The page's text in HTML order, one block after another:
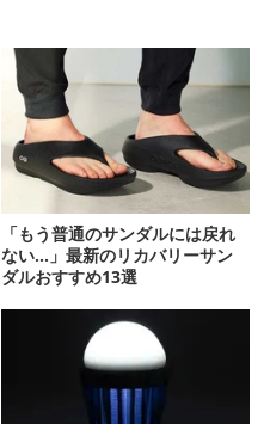
「もう普通のサンダルには戻れ
ない…」最新のリカバリーサン
ダルおすすめ13選